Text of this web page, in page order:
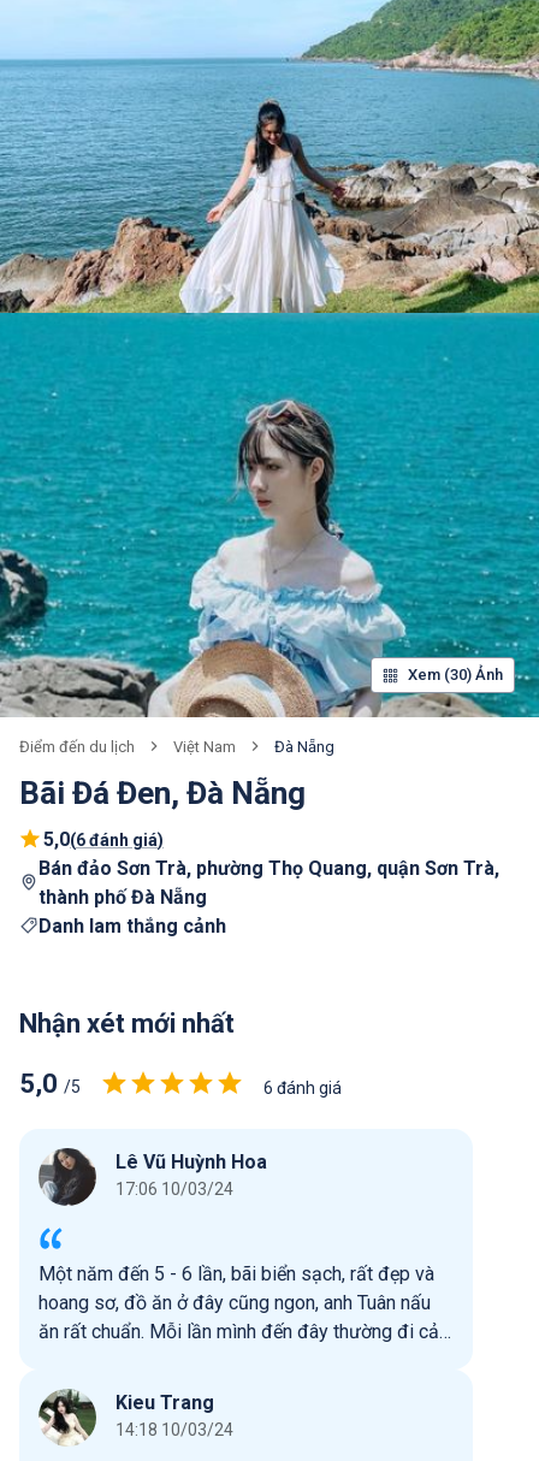
Xem (30) Ảnh
Điểm đến du lịch Việt Nam Đà Nẵng
Bãi Đá Đen, Đà Nẵng
5,0(6 đánh giá)
Bán đảo Sơn Trà, phường Thọ Quang, quận Sơn Trà,
thành phố Đà Nẵng
Danh lam thắng cảnh
Nhận xét mới nhất
5,0 /5 6 đánh giá
Lê Vũ Huỳnh Hoa
17:06 10/03/24
Một năm đến 5 - 6 lần, bãi biển sạch, rất đẹp và
hoang sơ, đồ ăn ở đây cũng ngon, anh Tuân nấu
ăn rất chuẩn. Mỗi lần mình đến đây thường đi cả
rất là vui. Không ngờ ngay sát thành phố mà có
chỗ vui chơi thú vị thế này. Mọi người nên đi vào
mùa nắng sẽ cảm nhận được hết điều thú vị ở đây.
Kieu Trang
14:18 10/03/24